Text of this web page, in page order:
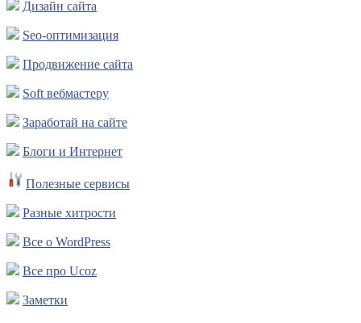
Дизайн сайта
Seo-оптимизация
Продвижение сайта
Soft вебмастеру
Заработай на сайте
Блоги и Интернет
Полезные сервисы
Разные хитрости
Все о WordPress
Все про Ucoz
Заметки